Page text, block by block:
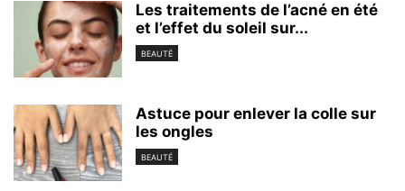
Les traitements de l’acné en été
et l’effet du soleil sur...
BEAUTÉ
Astuce pour enlever la colle sur
les ongles
BEAUTÉ